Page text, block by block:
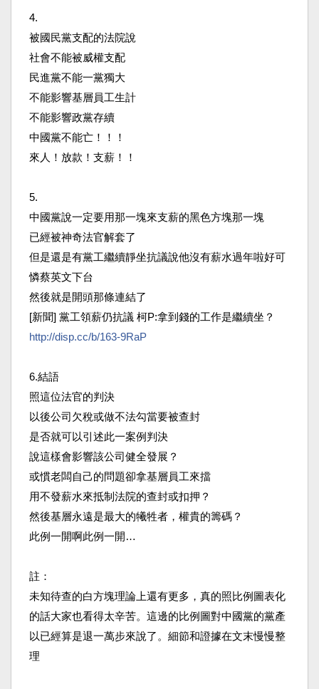
4.
被國民黨支配的法院說
社會不能被威權支配
民進黨不能一黨獨大
不能影響基層員工生計
不能影響政黨存續
中國黨不能亡！！！
來人！放款！支薪！！
5.
中國黨說一定要用那一塊來支薪的黑色方塊那一塊
已經被神奇法官解套了
但是還是有黨工繼續靜坐抗議說他沒有薪水過年啦好可
憐蔡英文下台
然後就是開頭那條連結了
[新聞] 黨工領薪仍抗議 柯P:拿到錢的工作是繼續坐？
http://disp.cc/b/163-9RaP
6.結語
照這位法官的判決
以後公司欠稅或做不法勾當要被查封
是否就可以引述此一案例判決
說這樣會影響該公司健全發展？
或慣老闆自己的問題卻拿基層員工來擋
用不發薪水來抵制法院的查封或扣押？
然後基層永遠是最大的犧牲者，權貴的籌碼？
此例一開啊此例一開…
註：
未知待查的白方塊理論上還有更多，真的照比例圖表化
的話大家也看得太辛苦。這邊的比例圖對中國黨的黨產
以已經算是退一萬步來說了。細節和證據在文末慢慢整
理